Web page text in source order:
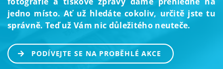
jedno místo. Ať už hledáte cokoliv, určitě jste tu
správně. Teď už Vám nic důležitého neuteče.
PODÍVEJTE SE NA PROBĚHLÉ AKCE